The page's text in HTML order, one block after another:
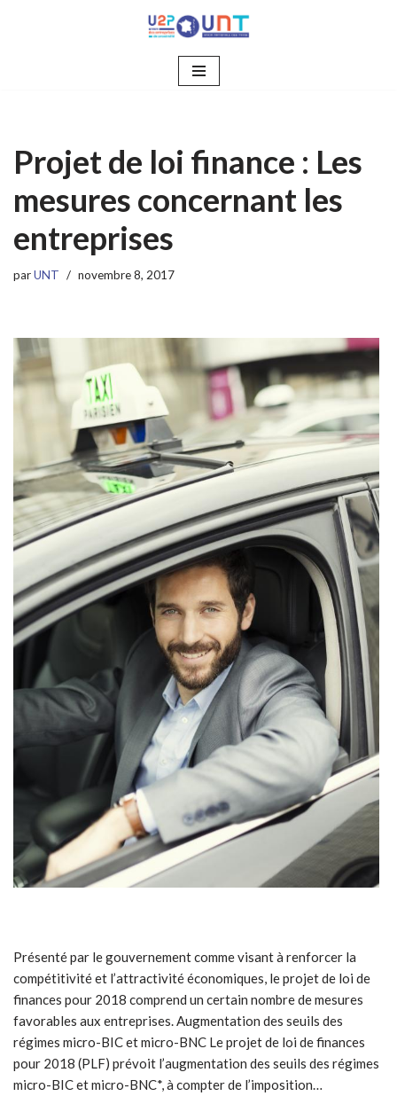
Projet de loi finance : Les
mesures concernant les
entreprises
parUNT novembre 8, 2017
Présenté par le gouvernement comme visant à renforcer la
compétitivité et l’attractivité économiques, le projet de loi de
finances pour 2018 comprend un certain nombre de mesures
favorables aux entreprises. Augmentation des seuils des
régimes micro-BIC et micro-BNC Le projet de loi de finances
pour 2018 (PLF) prévoit l’augmentation des seuils des régimes
micro-BIC et micro-BNC*, à compter de l’imposition…